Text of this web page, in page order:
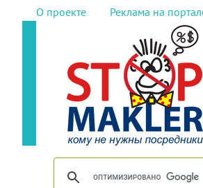
О проекте Реклама на